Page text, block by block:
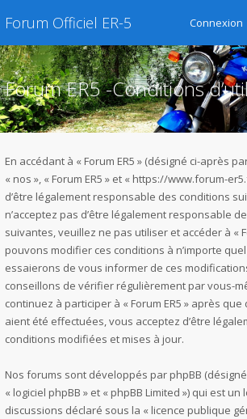
Forum Officiel ER-5 Connexion
Forum ER5 -Conditions
En accédant à « Forum ER5 » (désigné ci-après
« nos », « Forum ER5 » et « https://www.forum-
d’être légalement responsable des conditions
n’acceptez pas d’être légalement responsable
suivantes, veuillez ne pas utiliser et accéder à «
pouvons modifier ces conditions à n’importe
essaierons de vous informer de ces
conseillons de vérifier régulièrement par vous-
continuez à participer à « Forum ER5 » après
aient été effectuées, vous acceptez d’être
conditions modifiées et mises à jour.
Nos forums sont développés par phpBB
« logiciel phpBB » et « phpBB Limited ») qui est
discussions déclaré sous la « licence publique